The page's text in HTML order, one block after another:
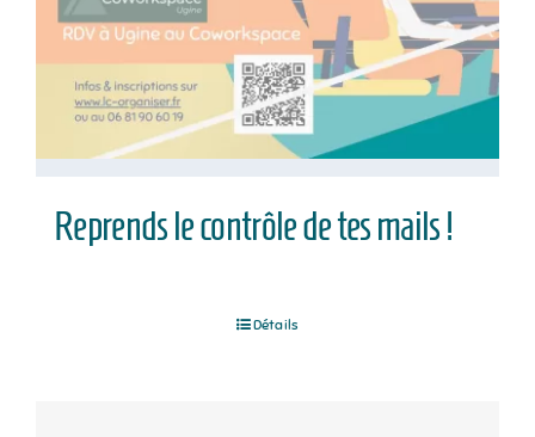
Reprends le contrôle de tes mails !
Détails